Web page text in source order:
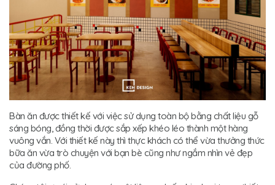
Bàn ăn được thiết kế với việc sử dụng toàn bộ bằng chất liệu gỗ
sáng bóng, đồng thời được sắp xếp khéo léo thành một hàng
vuông vắn. Với thiết kế này thì thực khách có thể vừa thưởng thức
bữa ăn vừa trò chuyện với bạn bè cũng như ngắm nhìn vẻ đẹp
của đường phố.